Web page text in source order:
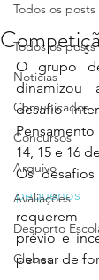
Todos os posts
Noticias
Comunicados
Concursos
Arquivo
Avaliações
Desporto
Clubes
Todos os posts
O grupo
dinamizou
desafio
14, 15 e 16
pequenos
requerem
prévio e
pensar de